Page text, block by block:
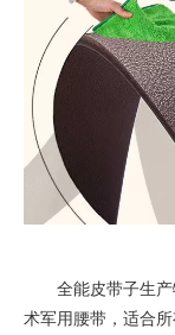
全能皮带子生产
术军用腰带，适合